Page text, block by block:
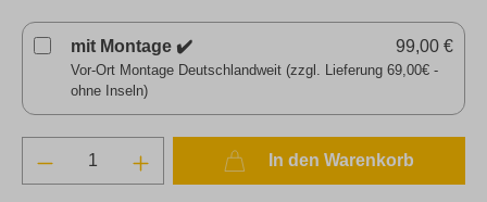
mit Montage ✔️
Vor-Ort Montage Deutschlandweit (zzgl. Lieferung 69,00€ -
ohne Inseln)
99,00 €
In den Warenkorb